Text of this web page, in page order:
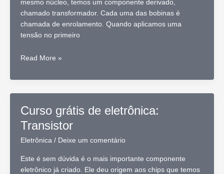
mesmo núcleo, temos um componente derivado,
chamado transformador. Cada uma das bobinas é
chamada de enrolamento. Quando aplicamos uma
tensão no primeiro
Curso
de
o
transformador
Read More »
Curso grátis de eletrônica:
Transistor
Eletrônica/ Deixe um comentário
Este é sem dúvida é o mais importante componente
eletrônico já criado. Ele deu origem aos chips que temos